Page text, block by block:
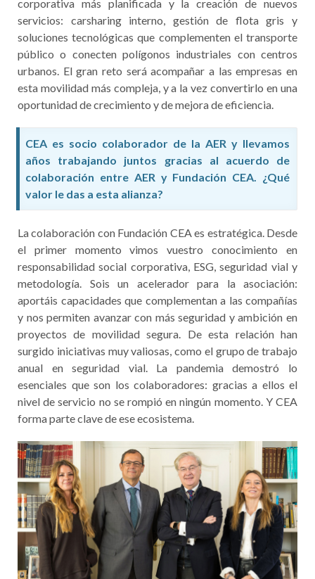
corporativa más planificada y la creación de nuevos
servicios: carsharing interno, gestión de flota gris y
soluciones tecnológicas que complementen el transporte
público o conecten polígonos industriales con centros
urbanos. El gran reto será acompañar a las empresas en
esta movilidad más compleja, y a la vez convertirlo en una
oportunidad de crecimiento y de mejora de eficiencia.
CEA es socio colaborador de la AER y llevamos
años trabajando juntos gracias al acuerdo de
colaboración entre AER y Fundación CEA. ¿Qué
valor le das a esta alianza?
La colaboración con Fundación CEA es estratégica. Desde
el primer momento vimos vuestro conocimiento en
responsabilidad social corporativa, ESG, seguridad vial y
metodología. Sois un acelerador para la asociación:
aportáis capacidades que complementan a las compañías
y nos permiten avanzar con más seguridad y ambición en
proyectos de movilidad segura. De esta relación han
surgido iniciativas muy valiosas, como el grupo de trabajo
anual en seguridad vial. La pandemia demostró lo
esenciales que son los colaboradores: gracias a ellos el
nivel de servicio no se rompió en ningún momento. Y CEA
forma parte clave de ese ecosistema.